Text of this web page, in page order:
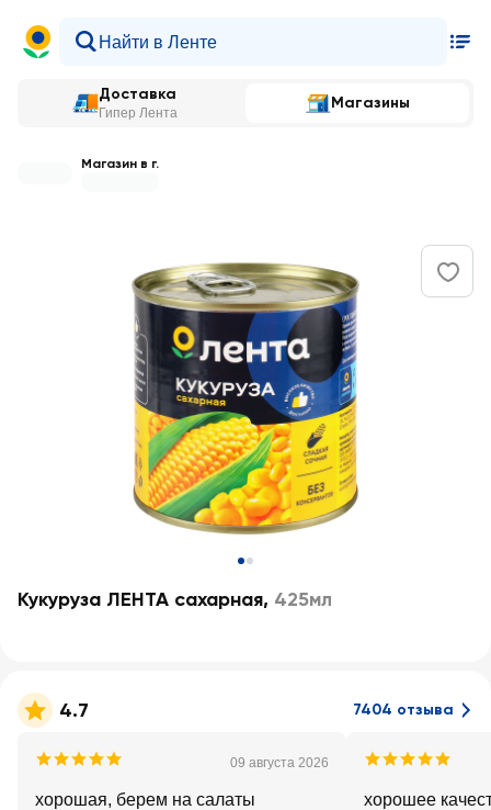
Доставка
Гипер Лента
Магазины
Магазин в г.
Кукуруза ЛЕНТА сахарная, 425мл
4.7 7404 отзыва
09 августа 2026
хорошая, берем на салаты хорошее